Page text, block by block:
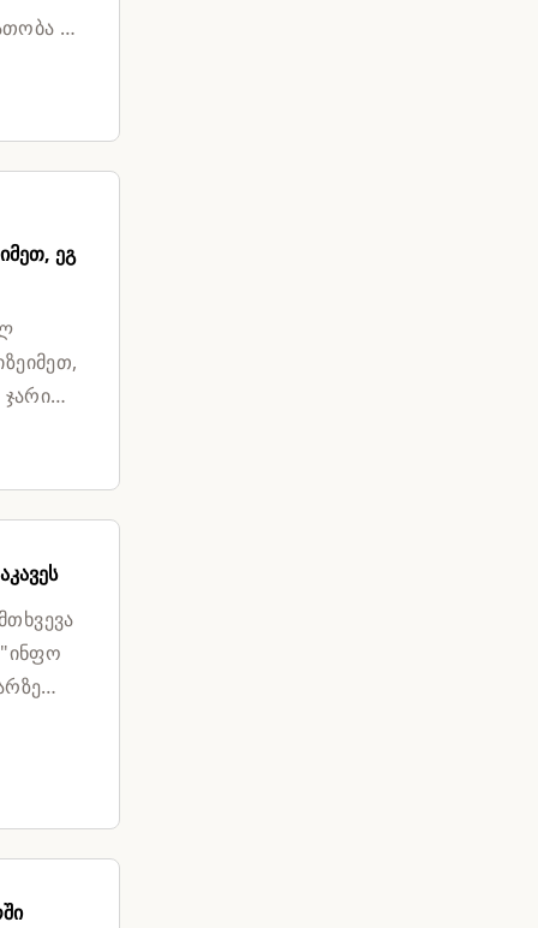
–
ეგ